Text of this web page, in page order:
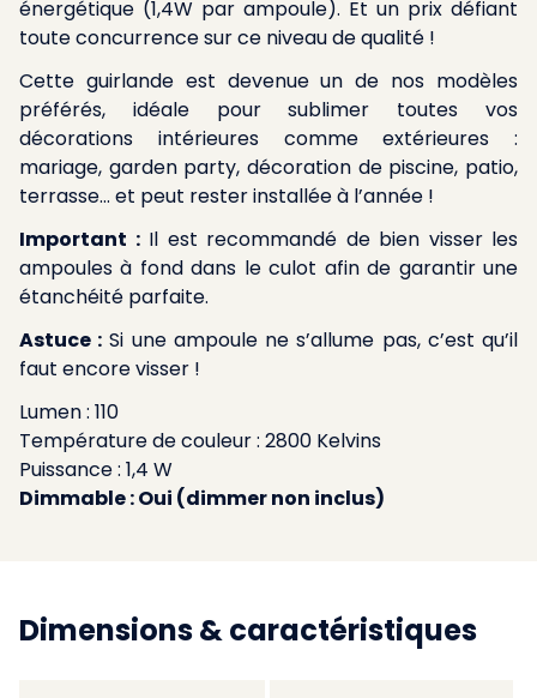
énergétique (1,4W par ampoule). Et un prix défiant
toute concurrence sur ce niveau de qualité !
Cette guirlande est devenue un de nos modèles
préférés, idéale pour sublimer toutes vos
décorations intérieures comme extérieures :
mariage, garden party, décoration de piscine, patio,
terrasse… et peut rester installée à l’année !
Important :Il est recommandé de bien visser les
ampoules à fond dans le culot afin de garantir une
étanchéité parfaite.
Astuce : Si une ampoule ne s’allume pas, c’est qu’il
faut encore visser !
Lumen : 110
Température de couleur : 2800 Kelvins
Puissance : 1,4 W
Dimmable : Oui (dimmer non inclus)
Dimensions & caractéristiques